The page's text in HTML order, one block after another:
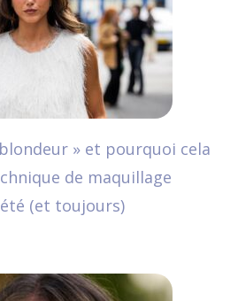
» et pourquoi cela
de maquillage
(et toujours)